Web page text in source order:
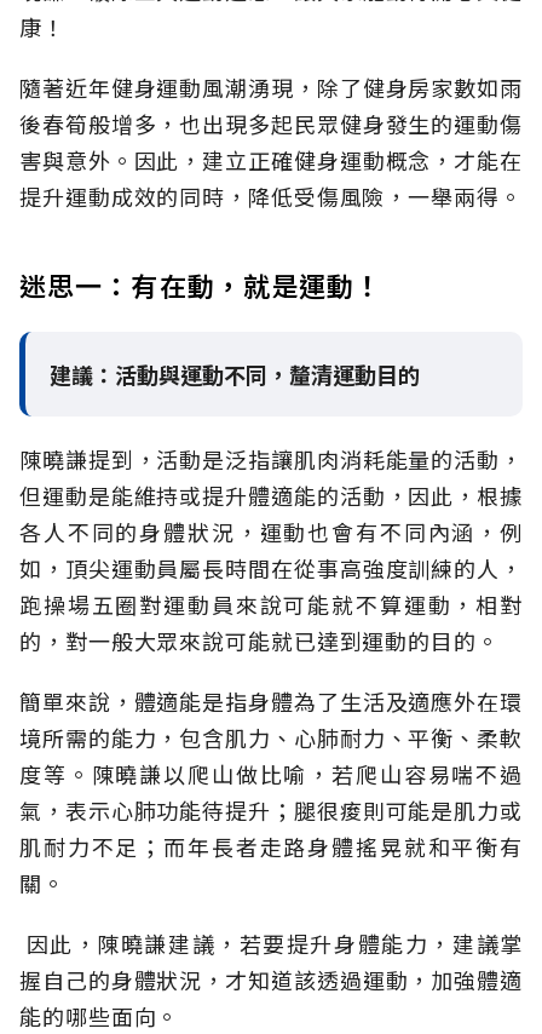
康！
隨著近年健身運動風潮湧現，除了健身房家數如雨
後春筍般增多，也出現多起民眾健身發生的運動傷
害與意外。因此，建立正確健身運動概念，才能在
提升運動成效的同時，降低受傷風險，一舉兩得。
迷思一：有在動，就是運動！
建議：活動與運動不同，釐清運動目的
陳曉謙提到，活動是泛指讓肌肉消耗能量的活動，
但運動是能維持或提升體適能的活動，因此，根據
各人不同的身體狀況，運動也會有不同內涵，例
如，頂尖運動員屬長時間在從事高強度訓練的人，
跑操場五圈對運動員來說可能就不算運動，相對
的，對一般大眾來說可能就已達到運動的目的。
簡單來說，體適能是指身體為了生活及適應外在環
境所需的能力，包含肌力、心肺耐力、平衡、柔軟
度等。陳曉謙以爬山做比喻，若爬山容易喘不過
氣，表示心肺功能待提升；腿很痠則可能是肌力或
肌耐力不足；而年長者走路身體搖晃就和平衡有
關。
因此，陳曉謙建議，若要提升身體能力，建議掌
握自己的身體狀況，才知道該透過運動，加強體適
能的哪些面向。